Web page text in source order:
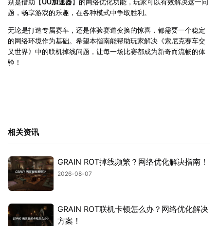
别是借助【UU加速器】的网络优化功能，玩家可以有效解决这一问
题，畅享游戏的乐趣，在各种模式中争取胜利。
无论是打造专属赛车，还是体验赛道变换的惊喜，都需要一个稳定
的网络环境作为基础。希望本指南能帮助玩家解决《索尼克赛车交
叉世界》中的联机掉线问题，让每一场比赛都成为新奇而流畅的体
验！
相关资讯
GRAIN ROT掉线频繁？网络优化解决指南！
2026-08-07
GRAIN ROT联机卡顿怎么办？网络优化解决
方案！